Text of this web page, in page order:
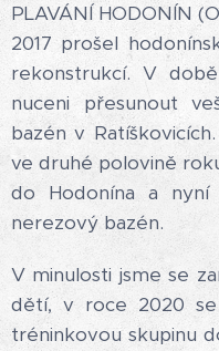
PLAVÁNÍ HODONÍN
2017 prošel
rekonstrukcí. V
nuceni přesunout
bazén v
ve druhé polovině
do Hodonína a
nerezový bazén.
V minulosti jsme se
dětí, v roce 2020
tréninkovou skupinu